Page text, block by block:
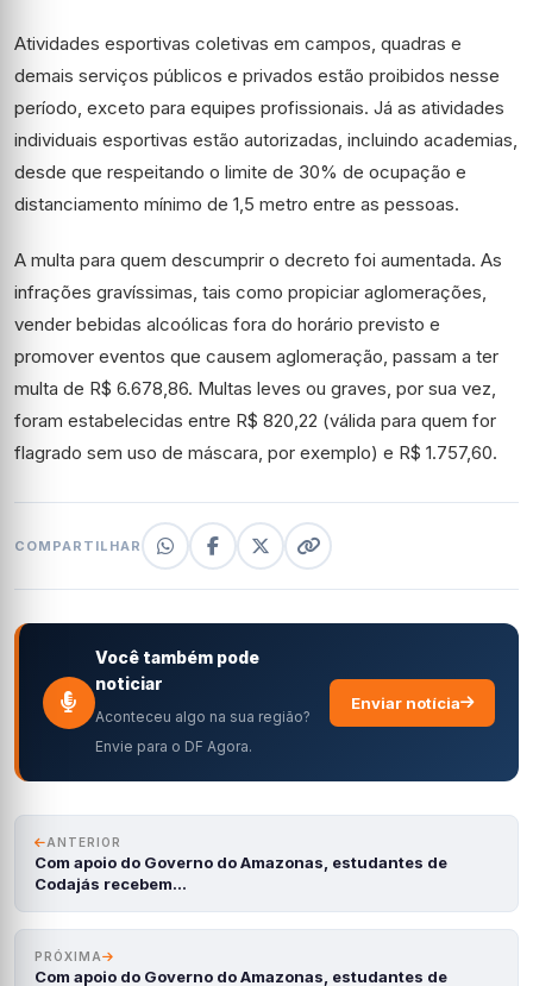
Atividades esportivas coletivas em campos, quadras e
demais serviços públicos e privados estão proibidos nesse
período, exceto para equipes profissionais. Já as atividades
individuais esportivas estão autorizadas, incluindo academias,
desde que respeitando o limite de 30% de ocupação e
distanciamento mínimo de 1,5 metro entre as pessoas.
A multa para quem descumprir o decreto foi aumentada. As
infrações gravíssimas, tais como propiciar aglomerações,
vender bebidas alcoólicas fora do horário previsto e
promover eventos que causem aglomeração, passam a ter
multa de R$ 6.678,86. Multas leves ou graves, por sua vez,
foram estabelecidas entre R$ 820,22 (válida para quem for
flagrado sem uso de máscara, por exemplo) e R$ 1.757,60.
COMPARTILHAR
Você também pode
noticiar
Aconteceu algo na sua região?
Envie para o DF Agora.
Enviar notícia
ANTERIOR
Com apoio do Governo do Amazonas, estudantes de
Codajás recebem…
PRÓXIMA
Com apoio do Governo do Amazonas, estudantes de